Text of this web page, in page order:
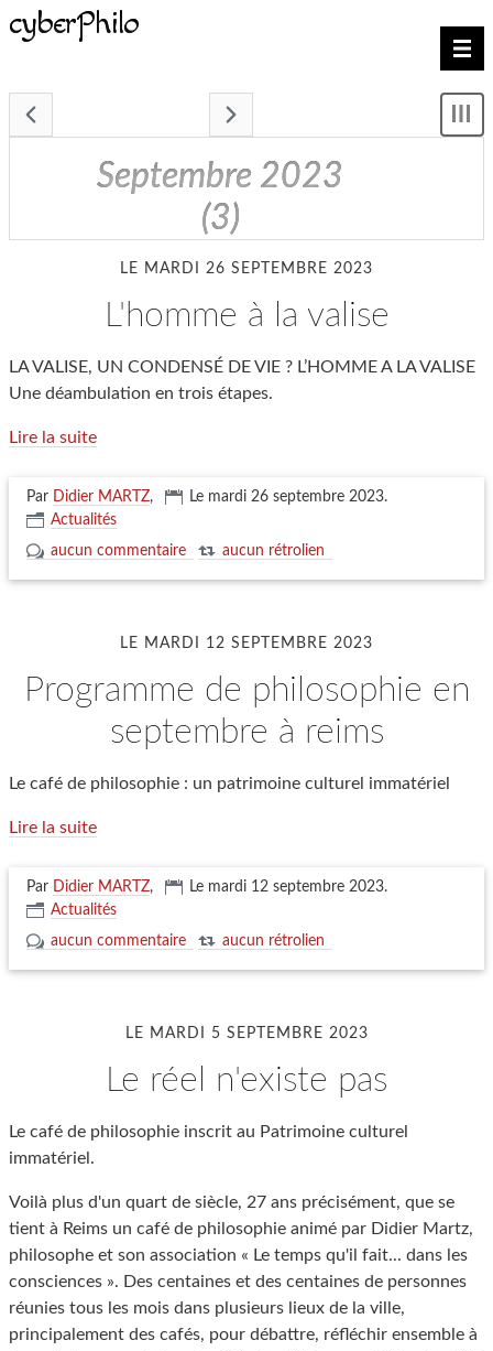
cyberPhilo
septembre 2023
(3)
LE MARDI 26 SEPTEMBRE 2023
l'homme à la valise
LA VALISE, UN CONDENSÉ DE VIE ? L’HOMME A LA VALISE
Une déambulation en trois étapes.
Lire la suite
Par Didier MARTZ, Le mardi 26 septembre 2023.
Actualités
aucun commentaire
aucun rétrolien
LE MARDI 12 SEPTEMBRE 2023
programme de philosophie en
septembre à reims
Le café de philosophie : un patrimoine culturel immatériel
Lire la suite
Par Didier MARTZ, Le mardi 12 septembre 2023.
Actualités
aucun commentaire
aucun rétrolien
LE MARDI 5 SEPTEMBRE 2023
le réel n'existe pas
Le café de philosophie inscrit au Patrimoine culturel
immatériel.
Voilà plus d'un quart de siècle, 27 ans précisément, que se
tient à Reims un café de philosophie animé par Didier Martz,
philosophe et son association « Le temps qu'il fait... dans les
consciences ». Des centaines et des centaines de personnes
réunies tous les mois dans plusieurs lieux de la ville,
principalement des cafés, pour débattre, réfléchir ensemble à